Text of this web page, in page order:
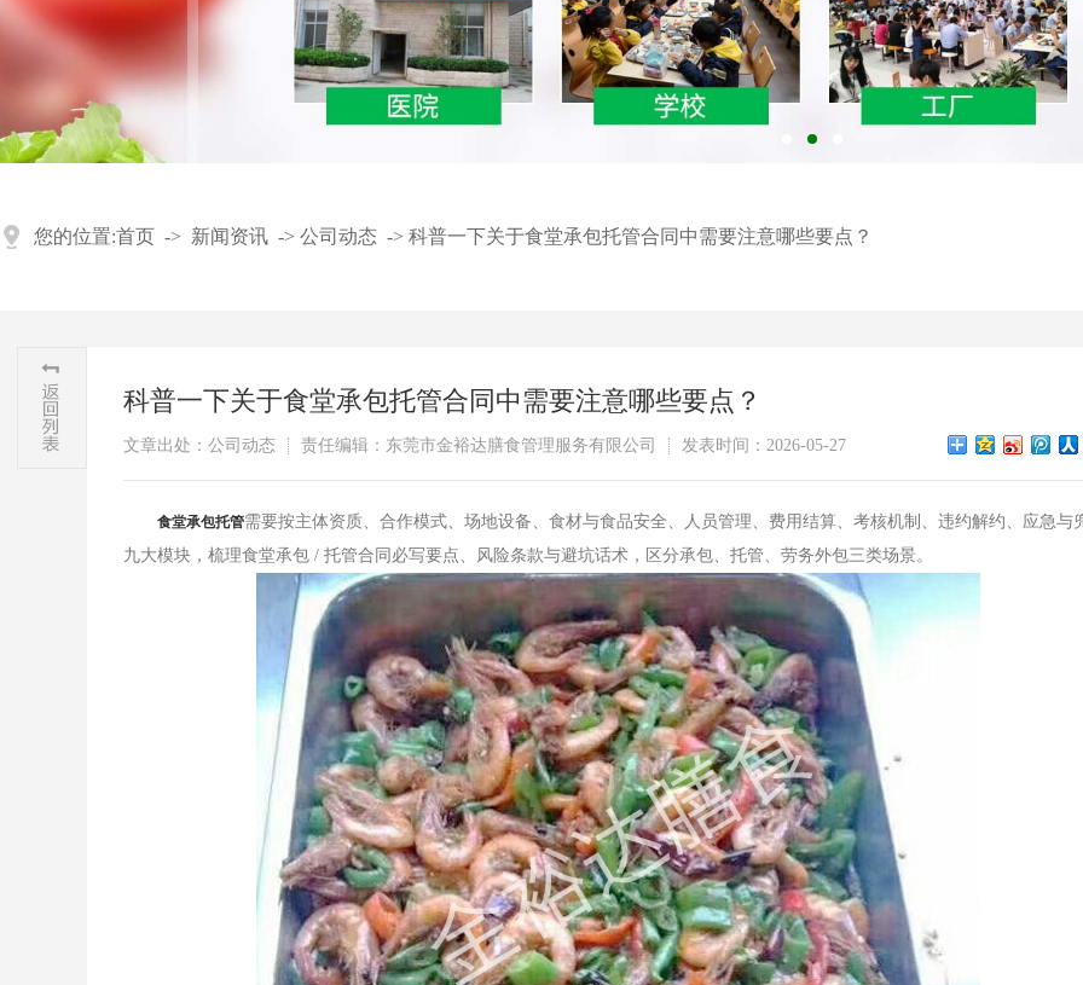
您的位置:首页 -> 新闻资讯 -> 公司动态 -> 科普一下关于食堂承包托管合同中需要注意哪些要点？
科普一下关于食堂承包托管合同中需要注意哪些要点？
文章出处：公司动态 责任编辑：东莞市金裕达膳食管理服务有限公司 发表时间：2026-05-27
​食堂承包托管需要按主体资质、合作模式、场地设备、食材与食品安全、人员管理、费用结算、考核机制、违约解约、应急与
九大模块，梳理食堂承包 / 托管合同必写要点、风险条款与避坑话术，区分承包、托管、劳务外包三类场景。